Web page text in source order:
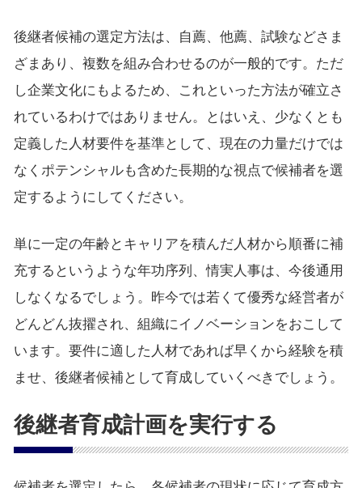
後継者候補の選定方法は、自薦、他薦、試験などさま
ざまあり、複数を組み合わせるのが一般的です。ただ
し企業文化にもよるため、これといった方法が確立さ
れているわけではありません。とはいえ、少なくとも
定義した人材要件を基準として、現在の力量だけでは
なくポテンシャルも含めた長期的な視点で候補者を選
定するようにしてください。
単に一定の年齢とキャリアを積んだ人材から順番に補
充するというような年功序列、情実人事は、今後通用
しなくなるでしょう。昨今では若くて優秀な経営者が
どんどん抜擢され、組織にイノベーションをおこして
います。要件に適した人材であれば早くから経験を積
ませ、後継者候補として育成していくべきでしょう。
後継者育成計画を実行する